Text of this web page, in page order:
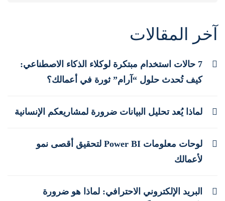
آخر المقالات
7 حالات استخدام مبتكرة لوكلاء الذكاء الاصطناعي:
كيف تُحدث حلول “آرام” ثورة في أعمالك؟
لماذا يُعد تحليل البيانات ضرورة لمشاريعكم الإنسانية
لوحات معلومات Power BI لتحقيق أقصى نمو
لأعمالك
البريد الإلكتروني الاحترافي: لماذا هو ضرورة